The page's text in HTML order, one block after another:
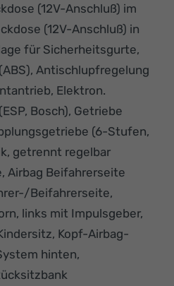
(12V-Anschluß) im
(12V-Anschluß) in
für Sicherheitsgurte,
Antischlupfregelung
Elektron.
Bosch), Getriebe
(6-Stufen,
getrennt regelbar
Airbag Beifahrerseite
Beifahrerseite,
links mit Impulsgeber,
Kopf-Airbag-
hinten,